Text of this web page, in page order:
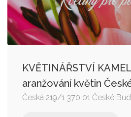
KVĚTINÁŘSTVÍ
aranžování květin
Česká 219/1 370 01 České